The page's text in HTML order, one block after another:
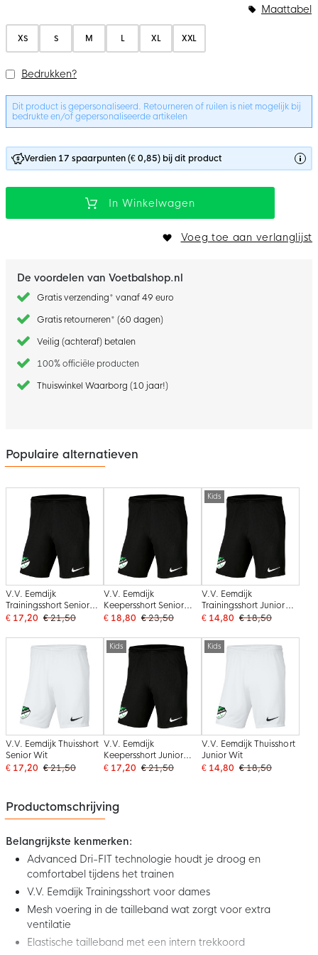
Maattabel
XS S M L XL XXL
Bedrukken?
Dit product is gepersonaliseerd. Retourneren of ruilen is niet mogelijk bij
bedrukte en/of gepersonaliseerde artikelen
Verdien 17 spaarpunten (€ 0,85) bij dit product
In Winkelwagen
Voeg toe aan verlanglijst
De voordelen van Voetbalshop.nl
Gratis verzending* vanaf 49 euro
Gratis retourneren* (60 dagen)
Veilig (achteraf) betalen
100% officiële producten
Thuiswinkel Waarborg (10 jaar!)
Populaire alternatieven
V.V. Eemdijk
Trainingsshort Senior
Zwart
€ 17,20 € 21,50
V.V. Eemdijk
Keepersshort Senior
Zwart
€ 18,80 € 23,50
Kids
V.V. Eemdijk
Trainingsshort Junior
Zwart
€ 14,80 € 18,50
V.V. Eemdijk Thuisshort
Senior Wit
€ 17,20 € 21,50
Kids
V.V. Eemdijk
Keepersshort Junior
Zwart
€ 17,20 € 21,50
Kids
V.V. Eemdijk Thuisshort
Junior Wit
€ 14,80 € 18,50
Productomschrijving
Belangrijkste kenmerken:
Advanced Dri-FIT technologie houdt je droog en
comfortabel tijdens het trainen
V.V. Eemdijk Trainingsshort voor dames
Mesh voering in de tailleband wat zorgt voor extra
ventilatie
Elastische tailleband met een intern trekkoord